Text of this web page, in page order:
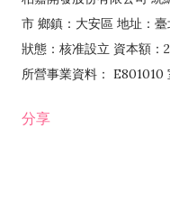
市 鄉鎮：大安區 地址：
狀態：核准設立 資本額
所營事業資料：
發業 H703090 不動產買
分享